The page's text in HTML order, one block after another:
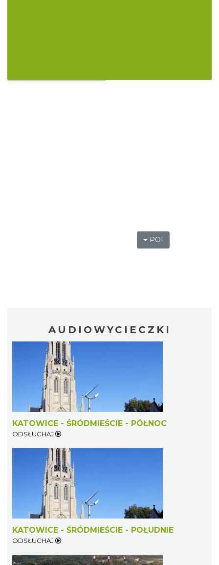
POI
AUDIOWYCIECZKI
KATOWICE - ŚRÓDMIEŚCIE - PÓŁNOC
ODSŁUCHAJ
KATOWICE - ŚRÓDMIEŚCIE - POŁUDNIE
ODSŁUCHAJ